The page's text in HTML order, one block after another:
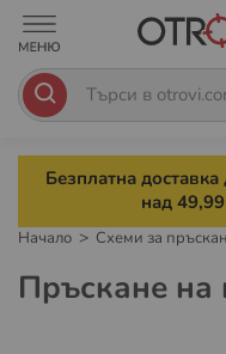
Безплатна
над
Начало Схеми за
Пръскане на